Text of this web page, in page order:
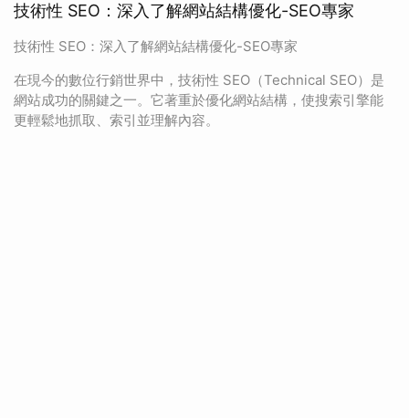
技術性 SEO：深入了解網站結構優化-SEO專家
技術性 SEO：深入了解網站結構優化-SEO專家
在現今的數位行銷世界中，技術性 SEO（Technical SEO）是
網站成功的關鍵之一。它著重於優化網站結構，使搜索引擎能
更輕鬆地抓取、索引並理解內容。